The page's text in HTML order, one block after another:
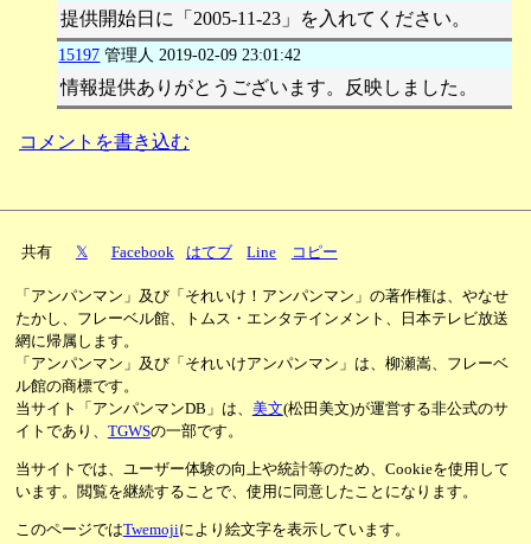
提供開始日に「2005-11-23」を入れてください。
15197 管理人 2019-02-09 23:01:42
情報提供ありがとうございます。反映しました。
コメントを書き込む
共有 𝕏 Facebook はてブ Line コピー
「アンパンマン」及び「それいけ！アンパンマン」の著作権は、やなせ
たかし、フレーベル館、トムス・エンタテインメント、日本テレビ放送
網に帰属します。
「アンパンマン」及び「それいけアンパンマン」は、柳瀬嵩、フレーベ
ル館の商標です。
当サイト「アンパンマンDB」は、 美文(松田美文)が運営する非公式のサ
イトであり、 TGWSの一部です。
当サイトでは、ユーザー体験の向上や統計等のため、Cookieを使用して
います。閲覧を継続することで、使用に同意したことになります。
このページではTwemojiにより絵文字を表示しています。